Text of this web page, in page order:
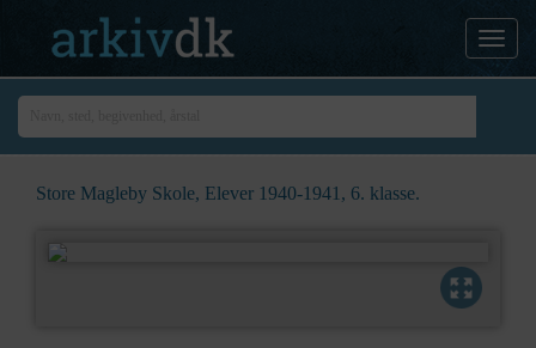
Store Magleby Skole, Elever 1940-1941, 6. klasse.